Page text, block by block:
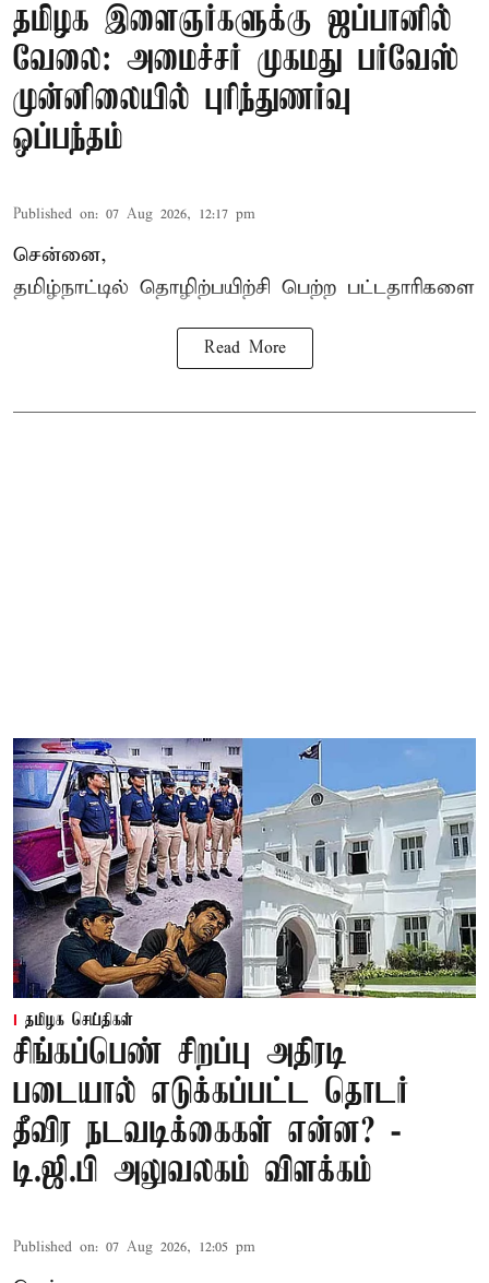
தமிழக இளைஞர்களுக்கு ஜப்பானில்
வேலை: அமைச்சர் முகமது பர்வேஸ்
முன்னிலையில் புரிந்துணர்வு
ஒப்பந்தம்
Published on: 07 Aug 2026, 12:17 pm
சென்னை,
தமிழ்நாட்டில் தொழிற்பயிற்சி பெற்ற பட்டதாரிகளை
Read More
தமிழக செய்திகள்
சிங்கப்பெண் சிறப்பு அதிரடி
படையால் எடுக்கப்பட்ட தொடர்
தீவிர நடவடிக்கைகள் என்ன? -
டி.ஜி.பி அலுவலகம் விளக்கம்
Published on: 07 Aug 2026, 12:05 pm